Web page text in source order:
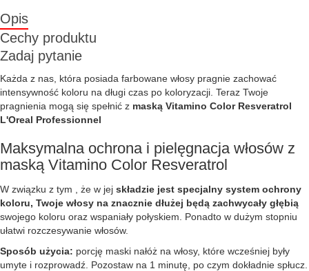
Opis
Cechy produktu
Zadaj pytanie
Każda z nas, która posiada farbowane włosy pragnie zachować
intensywność koloru na długi czas po koloryzacji. Teraz Twoje
pragnienia mogą się spełnić z maską Vitamino Color Resveratrol
L'Oreal Professionnel
Maksymalna ochrona i pielęgnacja włosów z
maską Vitamino Color Resveratrol
W związku z tym , że w jej składzie jest specjalny system ochrony
koloru, Twoje włosy na znacznie dłużej będą zachwycały głębią
swojego koloru oraz wspaniały połyskiem. Ponadto w dużym stopniu
ułatwi rozczesywanie włosów.
Sposób użycia: porcję maski nałóż na włosy, które wcześniej były
umyte i rozprowadź. Pozostaw na 1 minutę, po czym dokładnie spłucz.